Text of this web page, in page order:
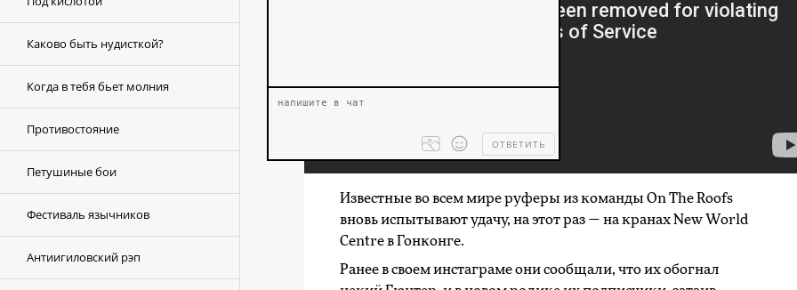
ОТВЕТИТЬ
Каково быть нудисткой?
Когда в тебя бьет молния
Противостояние
Петушиные бои
Фестиваль язычников
Антиигиловский рэп
Известные во всем мире руферы из команды On The Roofs
вновь испытывают удачу, на этот раз — на кранах New World
Centre в Гонконге.
Ранее в своем инстаграме они сообщали, что их обогнал